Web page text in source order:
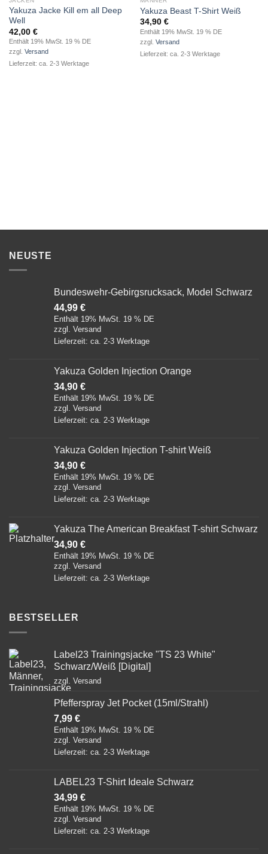
zur
Wunschliste
Yakuza Jacke Kill em all Deep
Well
42,00 €
Enthält 19% MwSt. 19 % DE
zzgl. Versand
Lieferzeit: ca. 2-3 Werktage
Wunschliste
Yakuza Beast T-Shirt Weiß
34,90 €
Enthält 19% MwSt. 19 % DE
zzgl. Versand
Lieferzeit: ca. 2-3 Werktage
NEUSTE
Bundeswehr-Gebirgsrucksack, Model Schwarz
44,99 €
Enthält 19% MwSt. 19 % DE
zzgl. Versand
Lieferzeit: ca. 2-3 Werktage
Yakuza Golden Injection Orange
34,90 €
Enthält 19% MwSt. 19 % DE
zzgl. Versand
Lieferzeit: ca. 2-3 Werktage
Yakuza Golden Injection T-shirt Weiß
34,90 €
Enthält 19% MwSt. 19 % DE
zzgl. Versand
Lieferzeit: ca. 2-3 Werktage
Yakuza The American Breakfast T-shirt Schwarz
34,90 €
Enthält 19% MwSt. 19 % DE
zzgl. Versand
Lieferzeit: ca. 2-3 Werktage
BESTSELLER
Label23 Trainingsjacke "TS 23 White"
Schwarz/Weiß [Digital]
zzgl. Versand
Pfefferspray Jet Pocket (15ml/Strahl)
7,99 €
Enthält 19% MwSt. 19 % DE
zzgl. Versand
Lieferzeit: ca. 2-3 Werktage
LABEL23 T-Shirt Ideale Schwarz
34,99 €
Enthält 19% MwSt. 19 % DE
zzgl. Versand
Lieferzeit: ca. 2-3 Werktage